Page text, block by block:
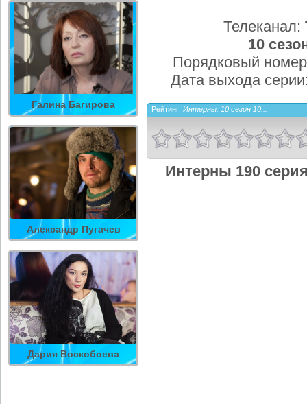
Галина Багирова
Александр Пугачев
Дария Воскобоева
Телеканал:
10
Порядковый
Дата выхода
Рейтинг: Интерны: 10 сезон 10...
Интерны 190